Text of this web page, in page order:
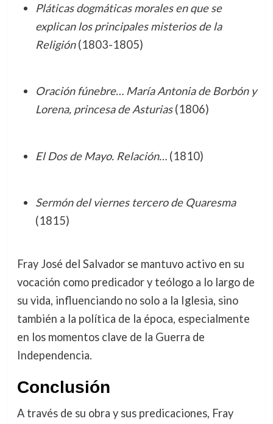
Pláticas dogmáticas morales en que se
explican los principales misterios de la
Religión(1803-1805)
Oración fúnebre… María Antonia de Borbón y
Lorena, princesa de Asturias(1806)
El Dos de Mayo. Relación…(1810)
Sermón del viernes tercero de Quaresma
(1815)
Fray José del Salvador se mantuvo activo en su
vocación como predicador y teólogo a lo largo de
su vida, influenciando no solo a la Iglesia, sino
también a la política de la época, especialmente
en los momentos clave de la Guerra de
Independencia.
Conclusión
A través de su obra y sus predicaciones, Fray